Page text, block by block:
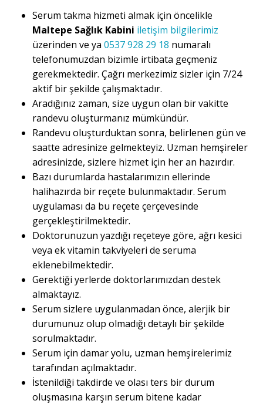
Serum takma hizmeti almak için öncelikle
Maltepe Sağlık Kabini iletişim bilgilerimiz
üzerinden ve ya 0537 928 29 18 numaralı
telefonumuzdan bizimle irtibata geçmeniz
gerekmektedir. Çağrı merkezimiz sizler için 7/24
aktif bir şekilde çalışmaktadır.
Aradığınız zaman, size uygun olan bir vakitte
randevu oluşturmanız mümkündür.
Randevu oluşturduktan sonra, belirlenen gün ve
saatte adresinize gelmekteyiz. Uzman hemşireler
adresinizde, sizlere hizmet için her an hazırdır.
Bazı durumlarda hastalarımızın ellerinde
halihazırda bir reçete bulunmaktadır. Serum
uygulaması da bu reçete çerçevesinde
gerçekleştirilmektedir.
Doktorunuzun yazdığı reçeteye göre, ağrı kesici
veya ek vitamin takviyeleri de seruma
eklenebilmektedir.
Gerektiği yerlerde doktorlarımızdan destek
almaktayız.
Serum sizlere uygulanmadan önce, alerjik bir
durumunuz olup olmadığı detaylı bir şekilde
sorulmaktadır.
Serum için damar yolu, uzman hemşirelerimiz
tarafından açılmaktadır.
İstenildiği takdirde ve olası ters bir durum
oluşmasına karşın serum bitene kadar